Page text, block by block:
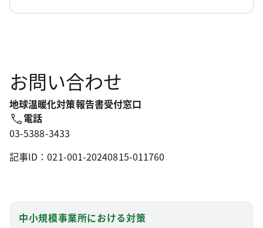
お問い合わせ
地球温暖化対策報告書受付窓口
電話
03-5388-3433
記事ID：021-001-20240815-011760
中小規模事業所における対策